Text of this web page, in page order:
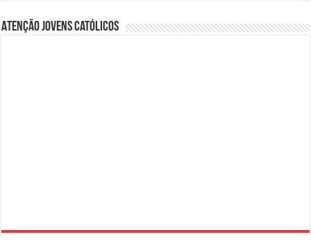
Atenção Jovens Católicos